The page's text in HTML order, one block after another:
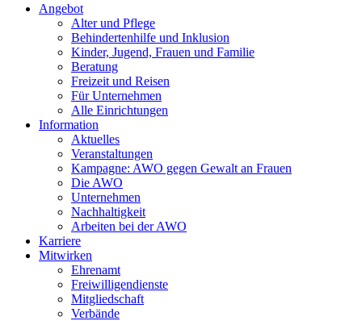
Angebot
Alter und Pflege
Behindertenhilfe und Inklusion
Kinder, Jugend, Frauen und Familie
Beratung
Freizeit und Reisen
Für Unternehmen
Alle Einrichtungen
Information
Aktuelles
Veranstaltungen
Kampagne: AWO gegen Gewalt an Frauen
Die AWO
Unternehmen
Nachhaltigkeit
Arbeiten bei der AWO
Karriere
Mitwirken
Ehrenamt
Freiwilligendienste
Mitgliedschaft
Verbände